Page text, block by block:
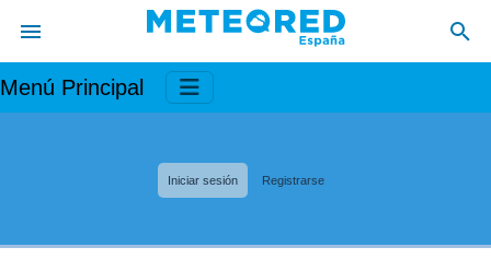
Menú Principal
Iniciar sesión Registrarse